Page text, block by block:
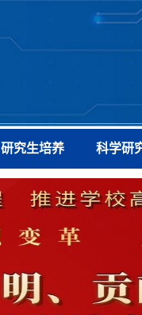
研究生培养 科学研